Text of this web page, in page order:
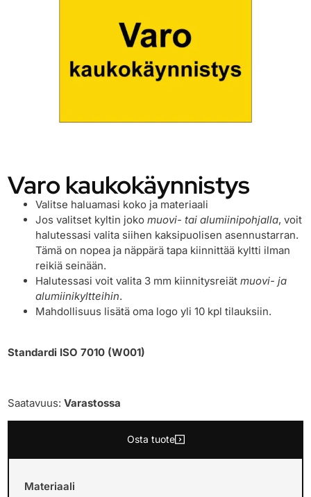
Varo kaukokäynnistys
Valitse haluamasi koko ja materiaali
Jos valitset kyltin jokomuovi- tai alumiinipohjalla, voit
halutessasi valita siihen kaksipuolisen asennustarran.
Tämä on nopea ja näppärä tapa kiinnittää kyltti ilman
reikiä seinään.
Halutessasi voit valita 3 mm kiinnitysreiätmuovi- ja
alumiinikyltteihin.
Mahdollisuus lisätä oma logo yli 10 kpl tilauksiin.
Standardi ISO 7010 (W001)
Saatavuus:Varastossa
Osta tuote
Materiaali